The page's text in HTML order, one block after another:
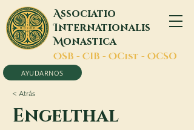
Associatio
Internationalis
Monastica
OSB - CIB - OCist - OCSO
AYUDARNOS
< Atrás
Engelthal